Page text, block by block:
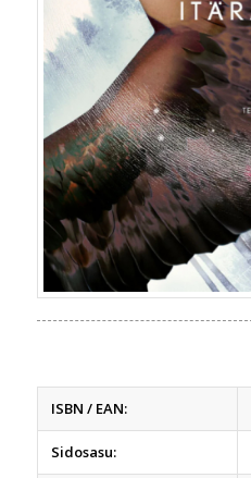
ISBN / EAN:
Sidosasu: